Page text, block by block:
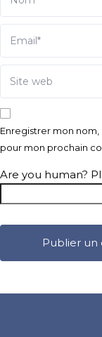
Enregistrer mon
pour mon prochain
Are you human?